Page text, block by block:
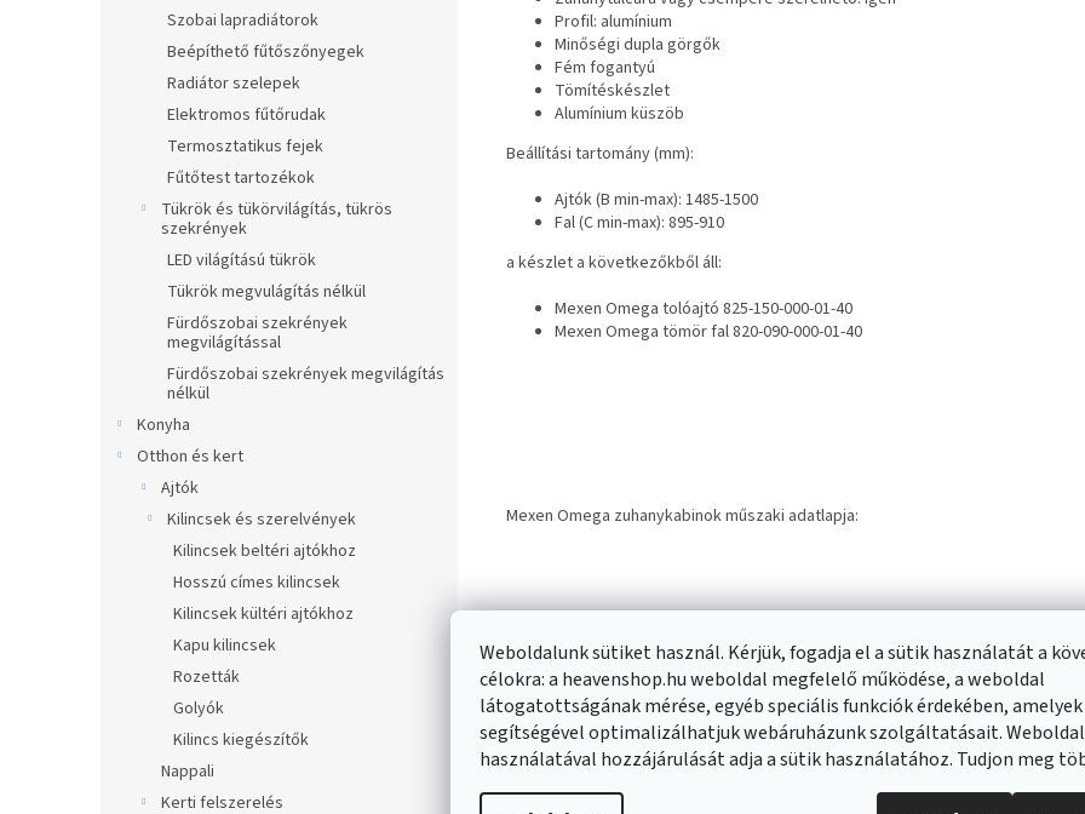
Weboldalunk sütiket használ. Kérjük, fogadja el a sütik használatát a
célokra: a heavenshop.hu weboldal megfelelő működése, a weboldal
látogatottságának mérése, egyéb speciális funkciók érdekében, amelyek
segítségével optimalizálhatjuk webáruházunk szolgáltatásait.
használatával hozzájárulását adja a sütik használatához. Tudjon meg
Szobai lapradiátorok
Beépíthető fűtőszőnyegek
Radiátor szelepek
Elektromos fűtőrudak
Termosztatikus fejek
Fűtőtest tartozékok
Tükrök és tükörvilágítás, tükrös
szekrények
LED világítású tükrök
Tükrök megvulágítás nélkül
Fürdőszobai szekrények
megvilágítással
Fürdőszobai szekrények megvilágítás
nélkül
Konyha
Otthon és kert
Ajtók
Kilincsek és szerelvények
Kilincsek beltéri ajtókhoz
Hosszú címes kilincsek
Kilincsek kültéri ajtókhoz
Kapu kilincsek
Rozetták
Golyók
Kilincs kiegészítők
Nappali
Kerti felszerelés
Profil: alumínium
Minőségi dupla görgők
Fém fogantyú
Tömítéskészlet
Alumínium küszöb
Beállítási tartomány (mm):
Ajtók (B min-max): 1485-1500
Fal (C min-max): 895-910
a készlet a következőkből áll:
Mexen Omega tolóajtó 825-150-000-01-40
Mexen Omega tömör fal 820-090-000-01-40
Mexen Omega zuhanykabinok műszaki adatlapja:
Hasonló termékek